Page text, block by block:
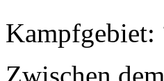
Kampfgebiet:
Zwischen